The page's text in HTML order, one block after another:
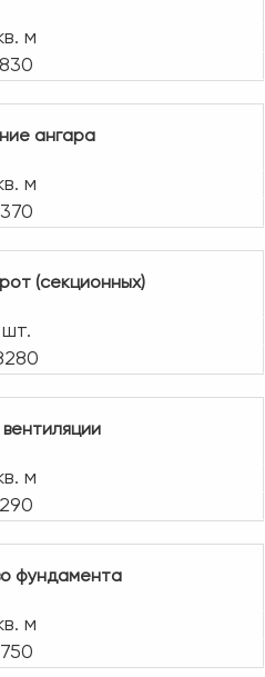
м
830
ангара
м
370
(секционных)
шт.
м
290
фундамента
м
750